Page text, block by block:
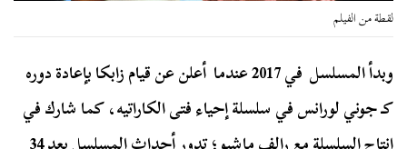
لقطة من الفيلم
وبدأ المسلسل في 2017 عندما أعلن عن قيام زابكا بإعادة دوره
كـ جوني لورانس في سلسلة إحياء فتى الكاراتيه، كما شارك في